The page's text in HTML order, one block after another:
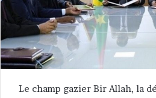
Le champ gazier Bir Allah, la